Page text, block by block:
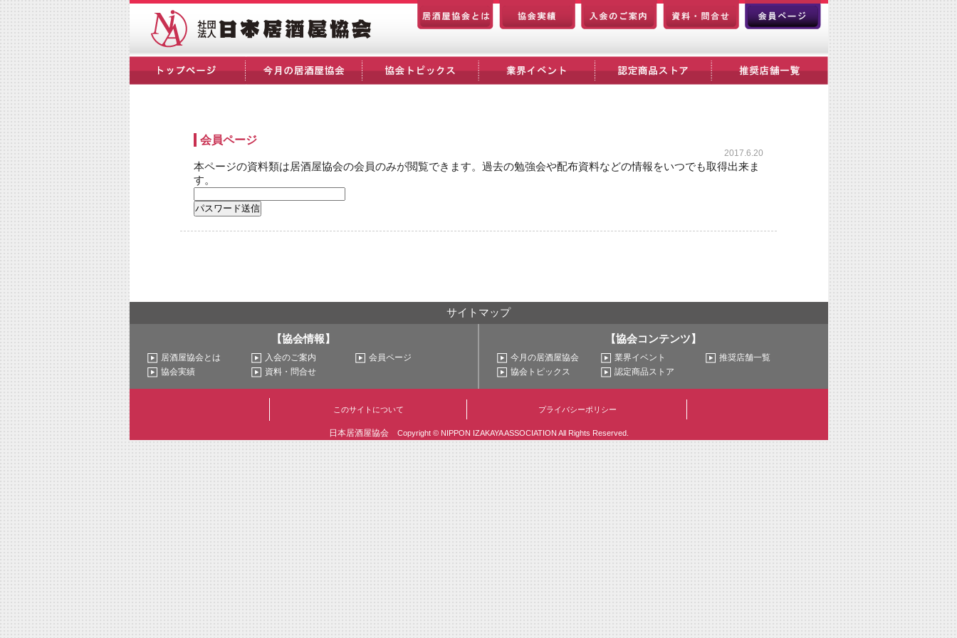
会員ページ
2017.6.20
本ページの資料類は居酒屋協会の会員のみが閲覧できます。過去の勉強会や配布資料などの情報をいつでも取得出来ま
す。
サイトマップ
【協会情報】
居酒屋協会とは
協会実績
入会のご案内
資料・問合せ
会員ページ
【協会コンテンツ】
今月の居酒屋協会
協会トピックス
業界イベント
認定商品ストア
推奨店舗一覧
このサイトについて プライバシーポリシー
日本居酒屋協会 Copyright © NIPPON IZAKAYA ASSOCIATION All Rights Reserved.